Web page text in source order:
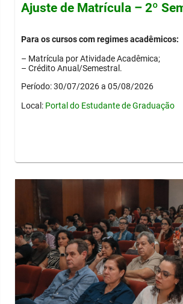
Ajuste de Matrícula – 2º
Para os cursos com regimes acadêmicos:
– Matrícula por Atividade Acadêmica;
– Crédito Anual/Semestral.
Período: 30/07/2026 a 05/08/2026
Local: Portal do Estudante de Graduação